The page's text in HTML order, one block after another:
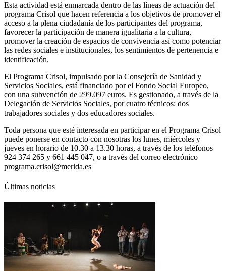
Esta actividad está enmarcada dentro de las líneas de actuación del
programa Crisol que hacen referencia a los objetivos de promover el
acceso a la plena ciudadanía de los participantes del programa,
favorecer la participación de manera igualitaria a la cultura,
promover la creación de espacios de convivencia así como potenciar
las redes sociales e institucionales, los sentimientos de pertenencia e
identificación.
El Programa Crisol, impulsado por la Consejería de Sanidad y
Servicios Sociales, está financiado por el Fondo Social Europeo,
con una subvención de 299.097 euros. Es gestionado, a través de la
Delegación de Servicios Sociales, por cuatro técnicos: dos
trabajadores sociales y dos educadores sociales.
Toda persona que esté interesada en participar en el Programa Crisol
puede ponerse en contacto con nosotras los lunes, miércoles y
jueves en horario de 10.30 a 13.30 horas, a través de los teléfonos
924 374 265 y 661 445 047, o a través del correo electrónico
programa.crisol@merida.es
Últimas noticias